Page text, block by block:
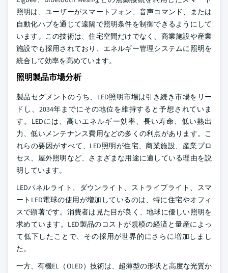
照明は、ユーザーがスマートフォン、音声コマンド、または
自動化ハブを通じて遠隔で照明条件を制御できるようにして
います。この技術は、住宅空間だけでなく、商業施設や産業
施設でも採用されており、エネルギー管理システムに照明を
統合して効率を高めています。
照明製品市場分析
製品セグメントのうち、LED照明市場は引き続き市場をリー
ドし、2034年までにその地位を維持すると予想されていま
す。LEDには、高いエネルギー効率、長い寿命、低い熱出
力、低いメンテナンス費用などの多くの利点があります。こ
れらの要因がすべて、LED照明が住宅、商業施設、産業プロ
セス、屋外照明など、さまざまな用途に適している理由を説
明しています。
LEDパネルライト、ダウンライト、ストライプライト、スマ
ートLED電球の使用が増加しているのは、特に住宅やオフィ
スで顕著です。消費者は見た目が良く、地球に優しい照明を
求めています。LED製品のコストが規模の経済と量産によっ
て低下したことで、その採用が世界的にさらに増加しまし
た。
一方、有機EL（OLED）技術は、超薄型の形状と高度な光質か